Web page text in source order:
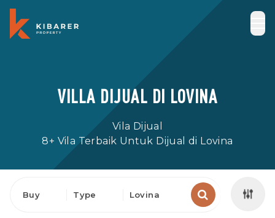
VILLA DIJUAL DI LOVINA
Vila Dijual
8+ Vila Terbaik Untuk Dijual di Lovina
Buy Type Lovina